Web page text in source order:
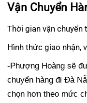
Vận Chuyển
Thời gian vận chuyển
Hình thức giao nhận,
-Phượng Hoàng sẽ
chuyển hàng đi Đà
chọn hơn theo mức